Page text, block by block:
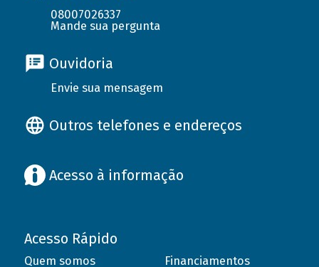
08007026337
Mande sua pergunta
Ouvidoria
Envie sua mensagem
Outros telefones e endereços
Acesso à informação
Acesso Rápido
Quem somos
Financiamentos